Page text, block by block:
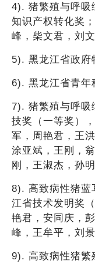
4). 猪繁殖与呼吸
知识产权转化奖
峰，柴文君，刘
5). 黑龙江省政府
6). 黑龙江省青年
7). 猪繁殖与呼吸
技奖（一等奖）
军，周艳君，王
涂亚斌，王刚，
刚，王淑杰，孙
8). 高致病性猪蓝
江省技术发明奖
艳君，安同庆，
峰，王牟平，刘
9). 高致病性猪繁